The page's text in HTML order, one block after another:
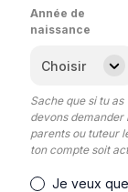
Année de
naissance
Sache que si tu as
devons demander
parents ou tuteur
ton compte soit
Je veux